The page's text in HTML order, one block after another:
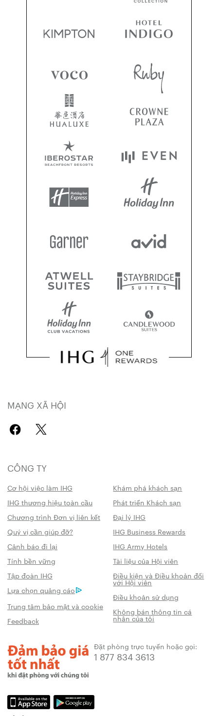
MẠNG XÃ HỘI
CÔNG TY
Cơ hội việc làm IHG
Khám phá khách sạn
IHG thương hiệu toàn cầu
Phát triển Khách sạn
Chương trình Đơn vị liên kết
Đại lý IHG
Quý vị cần giúp đỡ?
IHG Business Rewards
Cảnh báo đi lại
IHG Army Hotels
Tính bền vững
Tài liệu của Hội viên
Tập đoàn IHG
Điều kiện và Điều khoản đối
với Hội viên
Lựa chọn quảng cáo
Điều khoản sử dụng
Trung tâm bảo mật và cookie
Không bán thông tin cá
nhân của tôi
Feedback
Đặt phòng trực tuyến hoặc gọi:
1 877 834 3613